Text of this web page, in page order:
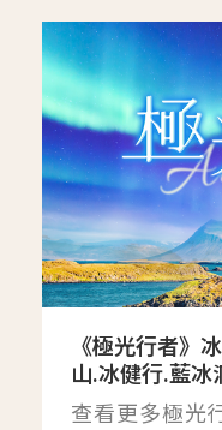
《極光行者》
山.冰健行.藍
查看更多極光